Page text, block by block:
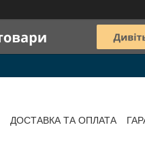
ДОСТАВКА ТА ОПЛАТА